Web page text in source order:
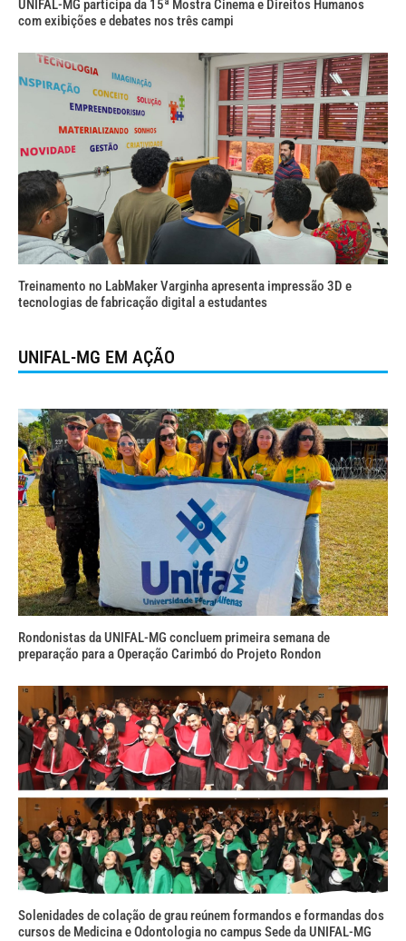
UNIFAL-MG participa da 15ª Mostra Cinema e Direitos Humanos
com exibições e debates nos três campi
Treinamento no LabMaker Varginha apresenta impressão 3D e
tecnologias de fabricação digital a estudantes
UNIFAL-MG EM AÇÃO
Rondonistas da UNIFAL-MG concluem primeira semana de
preparação para a Operação Carimbó do Projeto Rondon
Solenidades de colação de grau reúnem formandos e formandas dos
cursos de Medicina e Odontologia no campus Sede da UNIFAL-MG